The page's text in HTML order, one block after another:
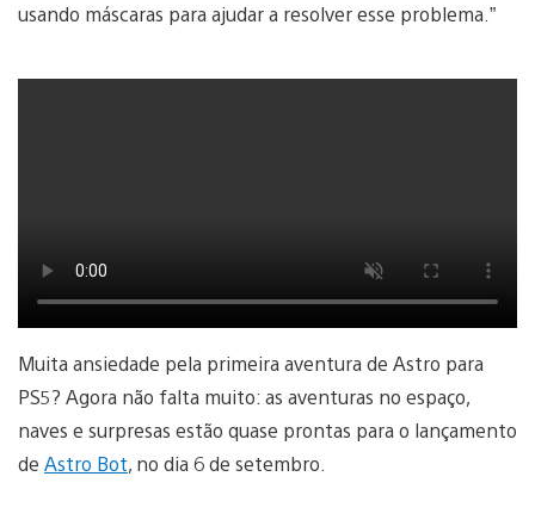
usando máscaras para ajudar a resolver esse problema.”
Muita ansiedade pela primeira aventura de Astro para
PS5? Agora não falta muito: as aventuras no espaço,
naves e surpresas estão quase prontas para o lançamento
de Astro Bot, no dia 6 de setembro.